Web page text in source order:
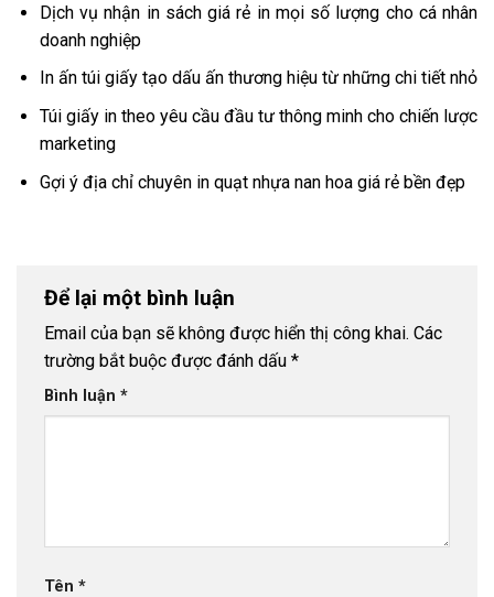
Dịch vụ nhận in sách giá rẻ in mọi số lượng cho cá nhân
doanh nghiệp
In ấn túi giấy tạo dấu ấn thương hiệu từ những chi tiết nhỏ
Túi giấy in theo yêu cầu đầu tư thông minh cho chiến lược
marketing
Gợi ý địa chỉ chuyên in quạt nhựa nan hoa giá rẻ bền đẹp
Để lại một bình luận
Email của bạn sẽ không được hiển thị công khai. Các
trường bắt buộc được đánh dấu *
Bình luận *
Tên *